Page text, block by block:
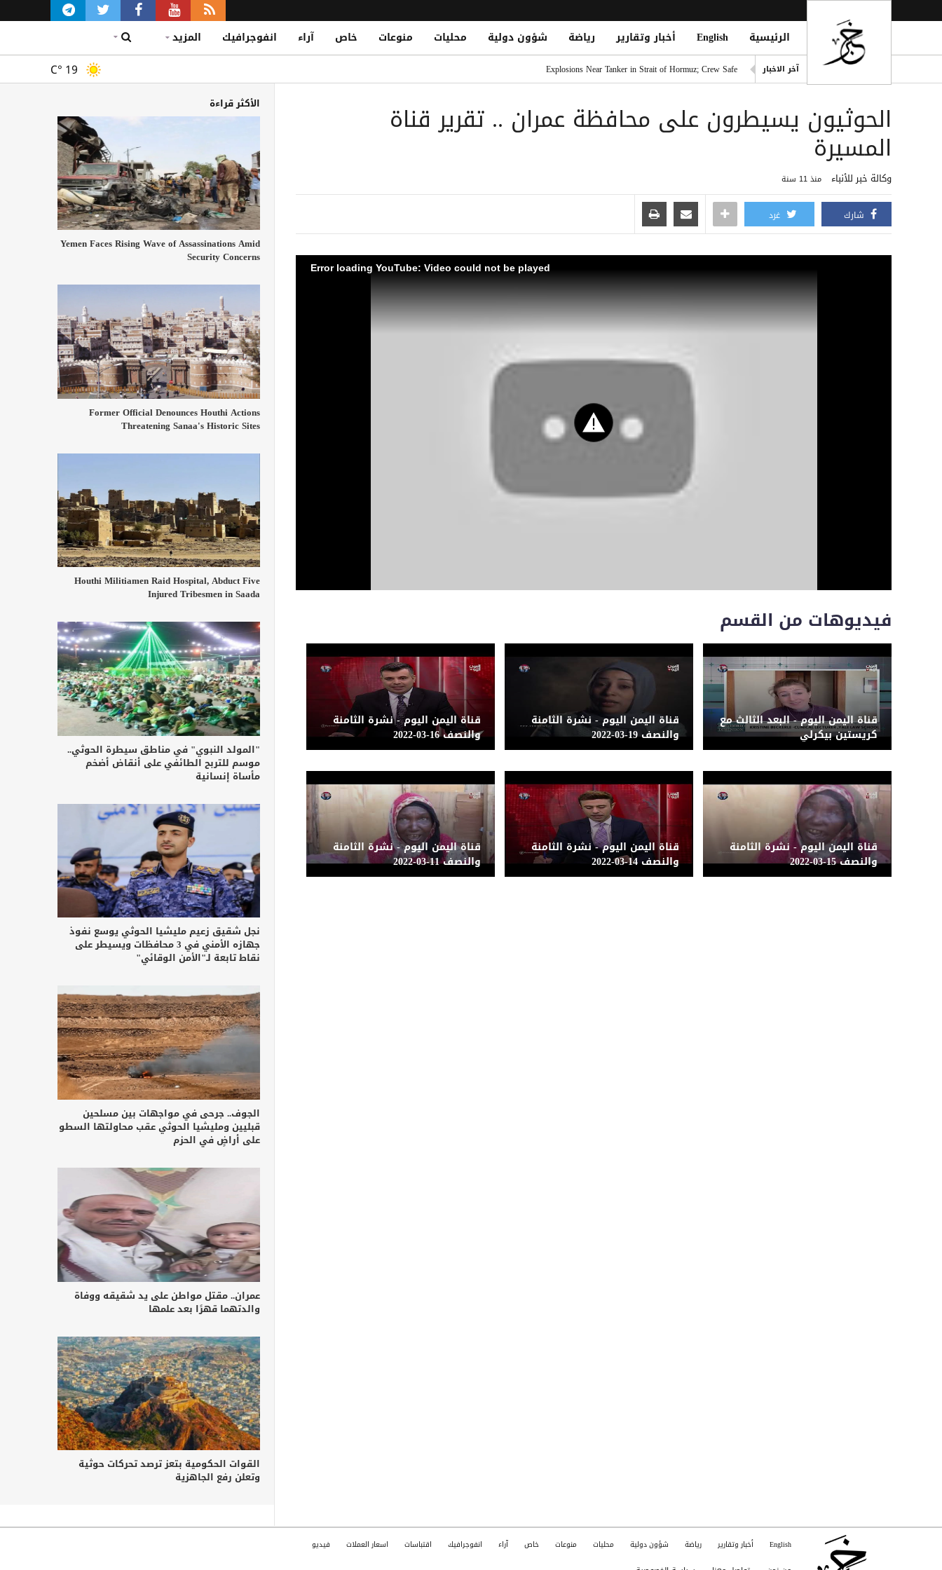
الرئيسية English أخبار وتقارير رياضة شؤون دولية محليات منوعات خاص آراء انفوجرافيك المزيد
آخر الاخبار
Explosions Near Tanker in Strait of Hormuz; Crew Safe
خطة حوثية تحت يافطة الدمج لإلغاء مصلحة الضرائب وتشريد أكثر من 7 آلاف موظف
الأطراف الإقليمية الأربعة تؤكد أهمية سلامة الممرات المائية في باب المندب
C° 19
الحوثيون يسيطرون على محافظة عمران .. تقرير قناة
المسيرة
وكالة خبر للأنباء منذ 11 سنة
شارك غرد
Error loading YouTube: Video could not be played
فيديوهات من القسم
قناة اليمن اليوم - البعد الثالث مع
كريستين بيكرلي
قناة اليمن اليوم - نشرة الثامنة
والنصف 19-03-2022
قناة اليمن اليوم - نشرة الثامنة
والنصف 16-03-2022
قناة اليمن اليوم - نشرة الثامنة
والنصف 15-03-2022
قناة اليمن اليوم - نشرة الثامنة
والنصف 14-03-2022
قناة اليمن اليوم - نشرة الثامنة
والنصف 11-03-2022
الأكثر قراءة
Yemen Faces Rising Wave of Assassinations Amid
Security Concerns
Former Official Denounces Houthi Actions
Threatening Sanaa's Historic Sites
Houthi Militiamen Raid Hospital, Abduct Five
Injured Tribesmen in Saada
"المولد النبوي" في مناطق سيطرة الحوثي..
موسم للتربح الطائفي على أنقاض أضخم
مأساة إنسانية
نجل شقيق زعيم مليشيا الحوثي يوسع نفوذ
جهازه الأمني في 3 محافظات ويسيطر على
نقاط تابعة لـ"الأمن الوقائي"
الجوف.. جرحى في مواجهات بين مسلحين
قبليين ومليشيا الحوثي عقب محاولتها السطو
على أراضٍ في الحزم
عمران.. مقتل مواطن على يد شقيقه ووفاة
والدتهما قهرًا بعد علمها
القوات الحكومية بتعز ترصد تحركات حوثية
وتعلن رفع الجاهزية
English أخبار وتقارير رياضة شؤون دولية محليات منوعات خاص آراء انفوجرافيك اقتباسات اسعار العملات فيديو